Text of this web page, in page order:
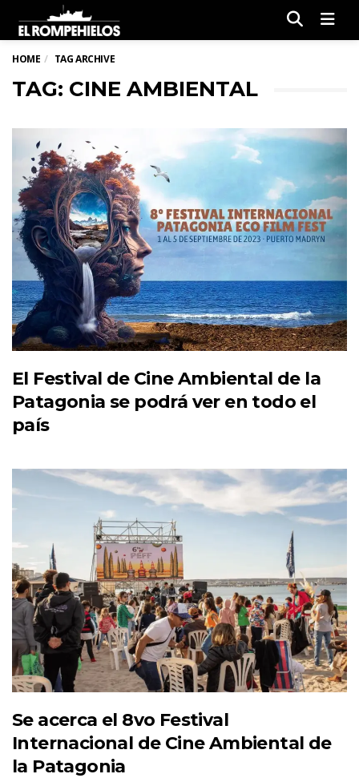
HOME TAG ARCHIVE
TAG: CINE AMBIENTAL
El Festival de Cine Ambiental de la
Patagonia se podrá ver en todo el
país
Se acerca el 8vo Festival
Internacional de Cine Ambiental de
la Patagonia